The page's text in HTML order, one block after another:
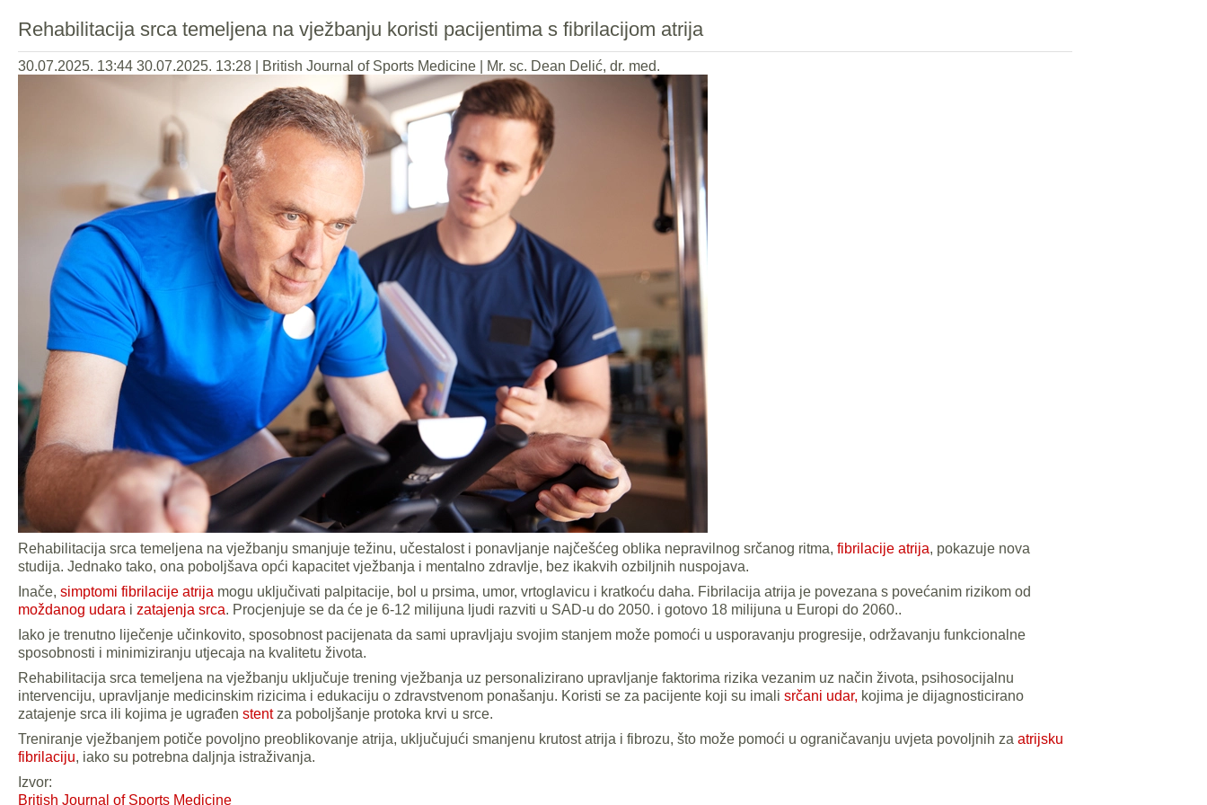
Rehabilitacija srca temeljena na vježbanju koristi pacijentima s fibrilacijom atrija
30.07.2025. 13:44 30.07.2025. 13:28 British Journal of Sports Medicine Mr. sc. Dean Delić, dr. med.
Rehabilitacija srca temeljena na vježbanju smanjuje težinu, učestalost i ponavljanje najčešćeg oblika nepravilnog srčanog ritma, fibrilacije atrija, pokazuje nova
studija. Jednako tako, ona poboljšava opći kapacitet vježbanja i mentalno zdravlje, bez ikakvih ozbiljnih nuspojava.
Inače, simptomi fibrilacije atrija mogu uključivati palpitacije, bol u prsima, umor, vrtoglavicu i kratkoću daha. Fibrilacija atrija je povezana s povećanim rizikom od
moždanog udara i zatajenja srca. Procjenjuje se da će je 6-12 milijuna ljudi razviti u SAD-u do 2050. i gotovo 18 milijuna u Europi do 2060..
Iako je trenutno liječenje učinkovito, sposobnost pacijenata da sami upravljaju svojim stanjem može pomoći u usporavanju progresije, održavanju funkcionalne
sposobnosti i minimiziranju utjecaja na kvalitetu života.
Rehabilitacija srca temeljena na vježbanju uključuje trening vježbanja uz personalizirano upravljanje faktorima rizika vezanim uz način života, psihosocijalnu
intervenciju, upravljanje medicinskim rizicima i edukaciju o zdravstvenom ponašanju. Koristi se za pacijente koji su imali srčani udar, kojima je dijagnosticirano
zatajenje srca ili kojima je ugrađen stentza poboljšanje protoka krvi u srce.
Treniranje vježbanjem potiče povoljno preoblikovanje atrija, uključujući smanjenu krutost atrija i fibrozu, što može pomoći u ograničavanju uvjeta povoljnih za atrijsku
fibrilaciju, iako su potrebna daljnja istraživanja.
Izvor:
British Journal of Sports Medicine